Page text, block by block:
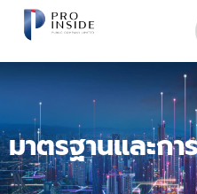
มาตรฐานและก